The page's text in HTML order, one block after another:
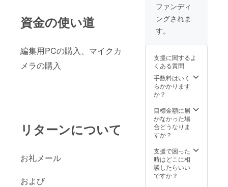
資金の使い道
編集用PCの購入、マイクカ
メラの購入
リターンについて
お礼メール
および
ファンディ
ングされま
す。
支援に関するよ
くある質問
手数料はいく
らかかります
か？
目標金額に届
かなかった場
合どうなりま
すか？
支援で困った
時はどこに相
談したらいい
ですか？